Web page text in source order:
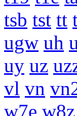
tsb tst tt
ugw uh
uy uz
vl vn
w7e w8z